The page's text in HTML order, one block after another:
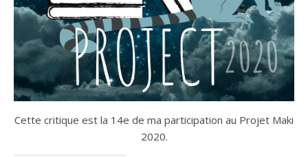
Cette critique est la 14e de ma participation au Projet Maki
2020.